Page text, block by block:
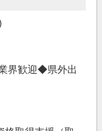
界歓迎◆県外出